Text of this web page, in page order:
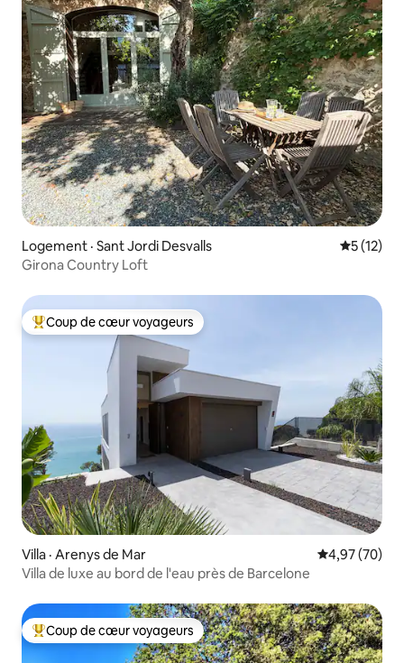
Logement · Sant Jordi Desvalls Note
5 (12)
Girona Country Loft
Coup de cœur voyageurs parmi les plus aimés
Coup de cœur voyageurs
Villa · Arenys de Mar Note
4,97 (70)
Villa de luxe au bord de l'eau près de Barcelone
Coup de cœur voyageurs parmi les plus aimés
Coup de cœur voyageurs